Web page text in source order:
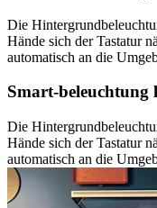
Die
Hände sich der Tastatur
automatisch an die
Smart-beleuchtung
Die
Hände sich der Tastatur
automatisch an die